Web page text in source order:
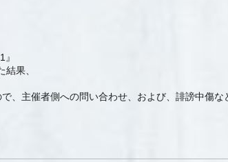
果、
、主催者側への問い合わせ、および、誹謗中傷な